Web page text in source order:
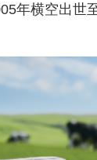
年横空出